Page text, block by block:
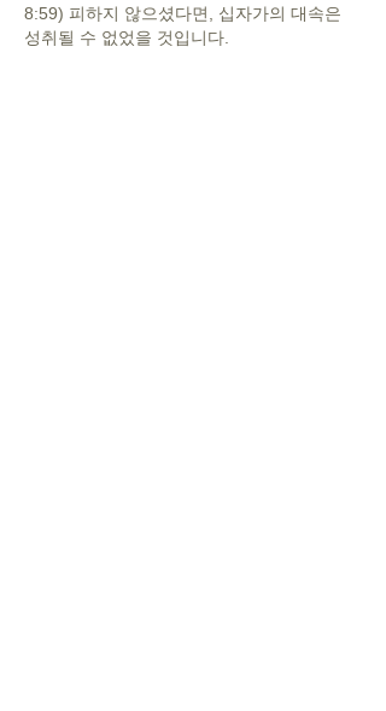
8:59) 피하지 않으셨다면, 십자가의 대속은
성취될 수 없었을 것입니다.